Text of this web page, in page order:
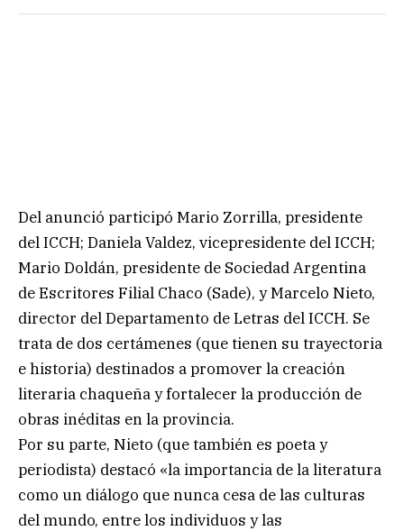
Del anunció participó Mario Zorrilla, presidente
del ICCH; Daniela Valdez, vicepresidente del ICCH;
Mario Doldán, presidente de Sociedad Argentina
de Escritores Filial Chaco (Sade), y Marcelo Nieto,
director del Departamento de Letras del ICCH. Se
trata de dos certámenes (que tienen su trayectoria
e historia) destinados a promover la creación
literaria chaqueña y fortalecer la producción de
obras inéditas en la provincia.
Por su parte, Nieto (que también es poeta y
periodista) destacó «la importancia de la literatura
como un diálogo que nunca cesa de las culturas
del mundo, entre los individuos y las